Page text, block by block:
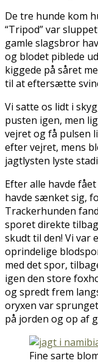
De tre hunde kom
“Tripod” var
gamle slagsbror
og blodet piblede
kiggede på såret
til at eftersætte
Vi satte os lidt i
pusten igen, men
vejret og få pulsen
efter vejret, mens
jagtlysten lyste
Efter alle havde
havde sænket sig,
Trackerhunden
sporet direkte
skudt til den! Vi var
oprindelige
med det spor,
igen den store
og spredt frem
oryxen var
på jorden og op af
Fine sarte